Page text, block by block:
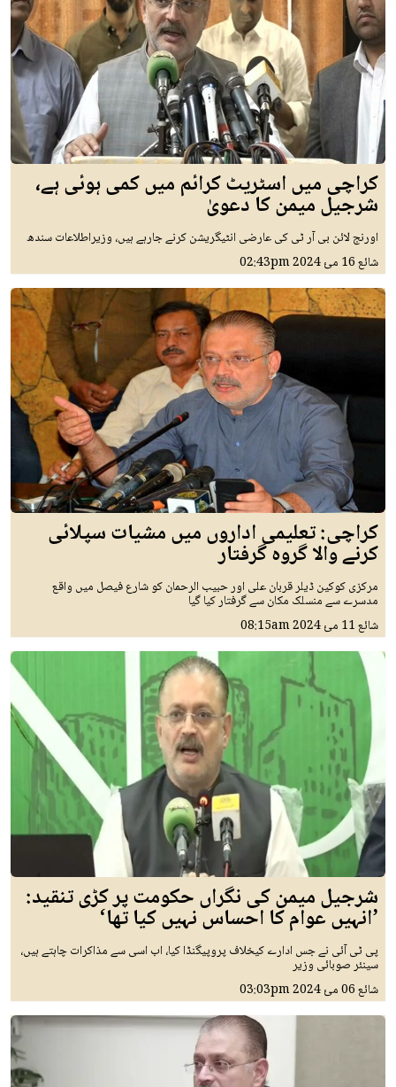
کراچی میں اسٹریٹ کرائم میں کمی ہوئی ہے،
شرجیل میمن کا دعویٰ
اورنج لائن بی آر ٹی کی عارضی انٹیگریشن کرنے جارہے ہیں، وزیراطلاعات سندھ
شائع16 مئ 2024 02:43pm
کراچی: تعلیمی اداروں میں مشیات سپلائی
کرنے والا گروہ گرفتار
مرکزی کوکین ڈیلر قربان علی اور حبیب الرحمان کو شارع فیصل میں واقع
مدسرے سے منسلک مکان سے گرفتار کیا گیا
شائع11 مئ 2024 08:15am
شرجیل میمن کی نگراں حکومت پر کڑی تنقید:
’انہیں عوام کا احساس نہیں کیا تھا‘
پی ٹی آئی نے جس ادارے کیخلاف پروپیگنڈا کیا، اب اسی سے مذاکرات چاہتے ہیں،
سینئر صوبائی وزیر
شائع06 مئ 2024 03:03pm